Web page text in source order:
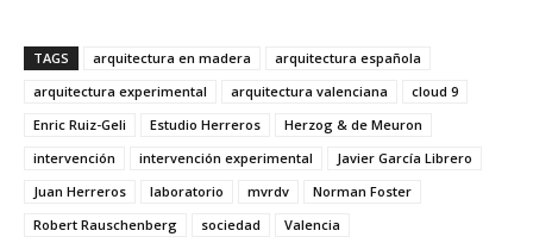
TAGS arquitectura en madera
arquitectura española
arquitectura experimental
arquitectura valenciana
cloud 9
Enric Ruiz-Geli
Estudio Herreros
Herzog & de Meuron
intervención
intervención experimental
Javier García Librero
Juan Herreros
laboratorio mvrdv
Norman Foster
Robert Rauschenberg
sociedad Valencia